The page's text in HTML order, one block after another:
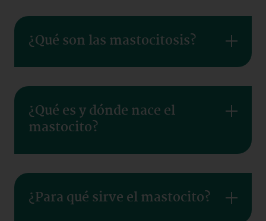
¿Qué son las mastocitosis?
¿Qué es y dónde nace el
mastocito?
¿Para qué sirve el mastocito?